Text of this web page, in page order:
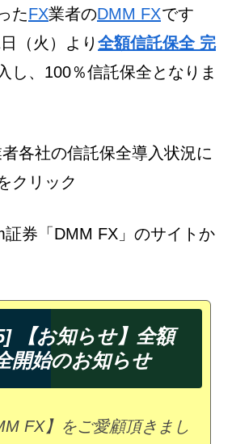
たFX業者のDMM FXです
（火）より 全額信託保全 完
し、100％信託保全となりま
各社の信託保全導入状況に
クリック
証券「DMM FX」のサイトか
【お知らせ】全額
開始のお知らせ
FX】をご愛顧頂きまし